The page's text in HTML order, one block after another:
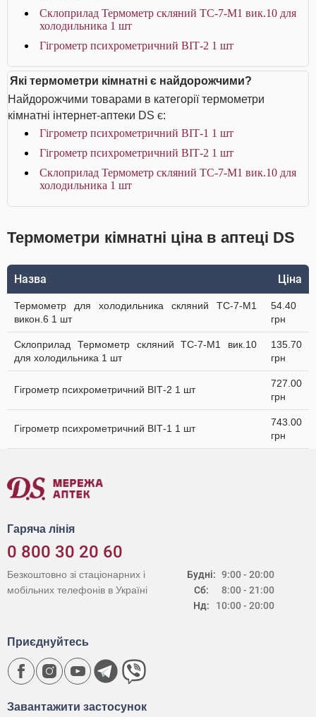
Склоприлад Термометр скляний ТС-7-М1 вик.10 для
холодильника 1 шт
Гігрометр психрометричний ВІТ-2 1 шт
Які термометри кімнатні є найдорожчими?
Найдорожчими товарами в категорії термометри
кімнатні інтернет-аптеки DS є:
Гігрометр психрометричний ВІТ-1 1 шт
Гігрометр психрометричний ВІТ-2 1 шт
Склоприлад Термометр скляний ТС-7-М1 вик.10 для
холодильника 1 шт
Термометри кімнатні ціна в аптеці DS
Назва Ціна
Термометр для холодильника скляний ТС-7-М1
викон.6 1 шт
54.40
грн
Склоприлад Термометр скляний ТС-7-М1 вик.10
для холодильника 1 шт
135.70
грн
Гігрометр психрометричний ВІТ-2 1 шт
727.00
грн
Гігрометр психрометричний ВІТ-1 1 шт
743.00
грн
Гаряча лінія
0 800 30 20 60
Будні:
Сб:
Нд:
9:00 - 20:00
8:00 - 21:00
10:00 - 20:00
Безкоштовно зі стаціонарних і
мобільних телефонів в Україні
Завантажити застосунок
Приєднуйтесь